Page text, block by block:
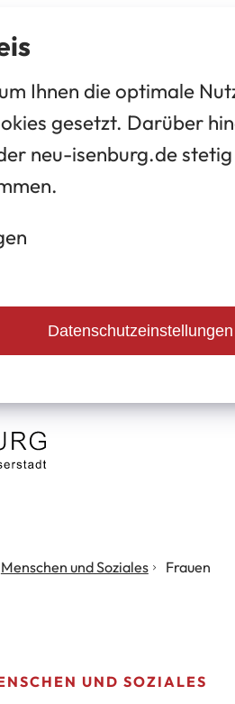
Ihnen die optimale
gesetzt. Darüber
neu-isenburg.de
Menschen und Soziales Frauen
UND SOZIALES